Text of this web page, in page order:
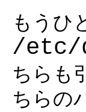
もうひ
/etc/
ちらも
ちらの